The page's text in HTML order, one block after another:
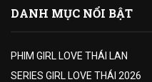
DANH MỤC NỔI BẬT
PHIM GIRL LOVE THÁI LAN
SERIES GIRL LOVE THÁI 2026